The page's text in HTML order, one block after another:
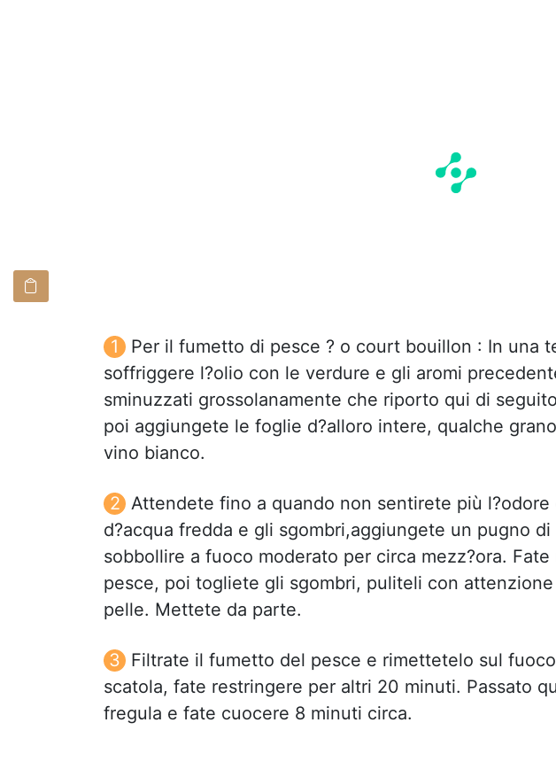
Per il fumetto di pesce ? o court bouillon : In una
soffriggere l?olio con le verdure e gli aromi
sminuzzati grossolanamente che riporto qui di
poi aggiungete le foglie d?alloro intere, qualche
vino bianco.
Attendete fino a quando non sentirete più
d?acqua fredda e gli sgombri,aggiungete un pugno di
sobbollire a fuoco moderato per circa mezz?ora.
pesce, poi togliete gli sgombri, puliteli con
pelle. Mettete da parte.
Filtrate il fumetto del pesce e rimettetelo sul
scatola, fate restringere per altri 20 minuti. Passato
fregula e fate cuocere 8 minuti circa.